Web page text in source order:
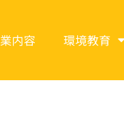
内容 環境教育